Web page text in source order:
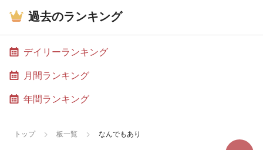
過去のランキング
デイリーランキング
月間ランキング
年間ランキング
トップ 板一覧 なんでもあり